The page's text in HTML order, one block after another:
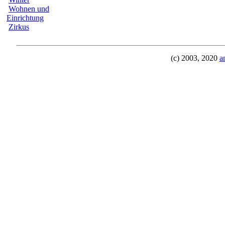
Wohnen und
Einrichtung
Zirkus
(c) 2003, 2020